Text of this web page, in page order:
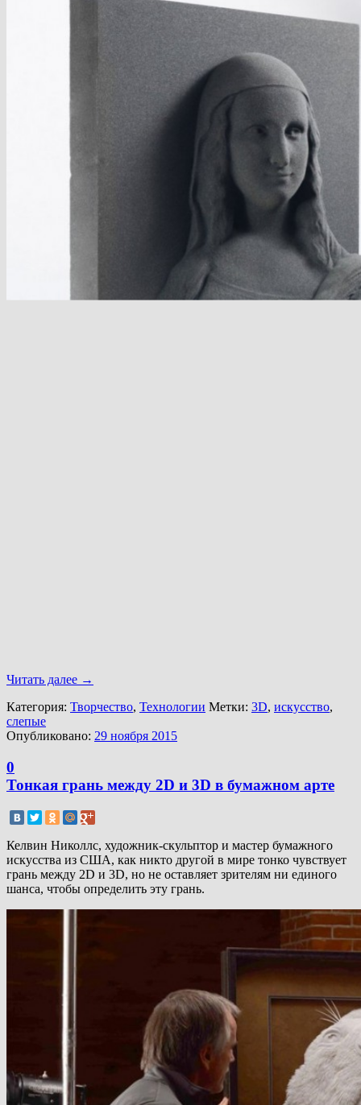
Читать далее →
Категория: Творчество, Технологии Метки: 3D, искусство,
слепые
Опубликовано: 29 ноября 2015
0
Тонкая грань между 2D и 3D в бумажном арте
Келвин Николлс, художник-скульптор и мастер бумажного
искусства из США, как никто другой в мире тонко чувствует
грань между 2D и 3D, но не оставляет зрителям ни единого
шанса, чтобы определить эту грань.